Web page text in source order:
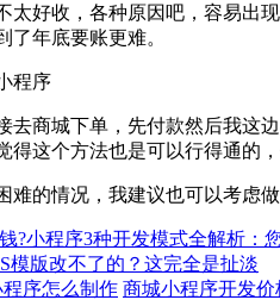
太好收，各种原因吧，容易出
了年底要账更难。
程序
去商城下单，先付款然后我这
得这个方法也是可以行得通的
难的情况，我建议也可以考虑
?‌小程序3种开发模式全解析：
模版改不了的？这完全是扯淡
序怎么制作 商城小程序开发价